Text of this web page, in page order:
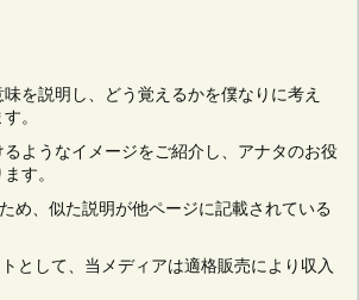
を説明し、どう覚えるかを僕なりに考え
。
ようなイメージをご紹介し、アナタのお役
す。
め、似た説明が他ページに記載されている
として、当メディアは適格販売により収入